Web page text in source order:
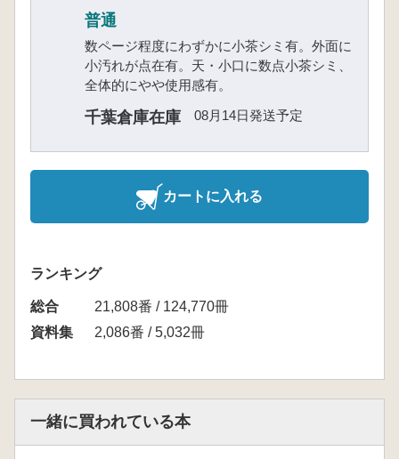
普通
数ページ程度にわずかに小茶シミ有。外面に
小汚れが点在有。天・小口に数点小茶シミ、
全体的にやや使用感有。
千葉倉庫在庫 08月14日発送予定
カートに入れる
ランキング
総合
21,808番 / 124,770冊
資料集
2,086番 / 5,032冊
一緒に買われている本